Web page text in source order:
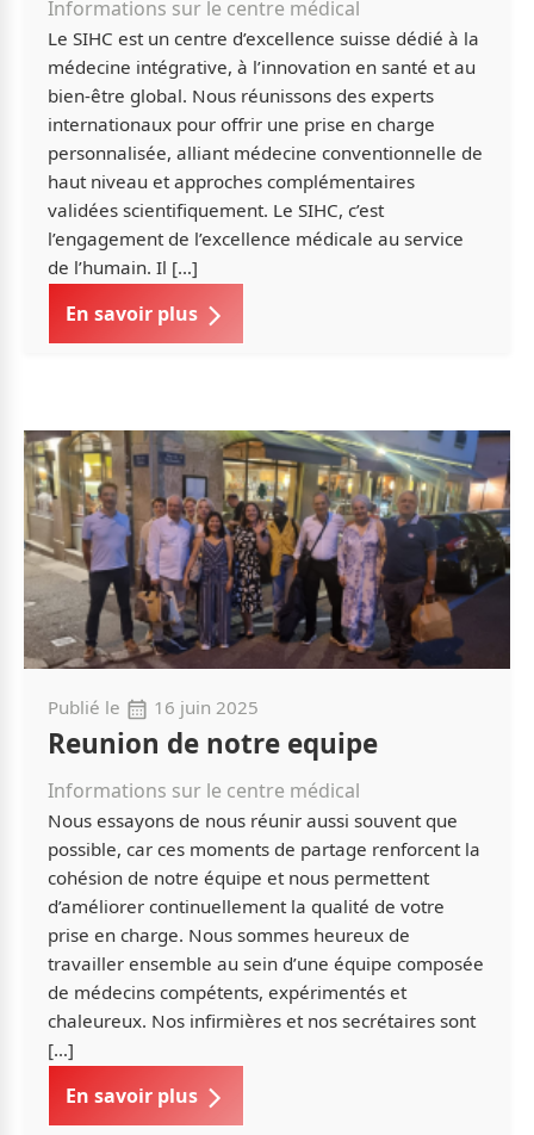
Informations sur le centre médical
Le SIHC est un centre d’excellence suisse dédié à la
médecine intégrative, à l’innovation en santé et au
bien-être global. Nous réunissons des experts
internationaux pour offrir une prise en charge
personnalisée, alliant médecine conventionnelle de
haut niveau et approches complémentaires
validées scientifiquement. Le SIHC, c’est
l’engagement de l’excellence médicale au service
de l’humain. Il […]
En savoir plus
Publié le 16 juin 2025
Reunion de notre equipe
Informations sur le centre médical
Nous essayons de nous réunir aussi souvent que
possible, car ces moments de partage renforcent la
cohésion de notre équipe et nous permettent
d’améliorer continuellement la qualité de votre
prise en charge. Nous sommes heureux de
travailler ensemble au sein d’une équipe composée
de médecins compétents, expérimentés et
chaleureux. Nos infirmières et nos secrétaires sont
[…]
En savoir plus